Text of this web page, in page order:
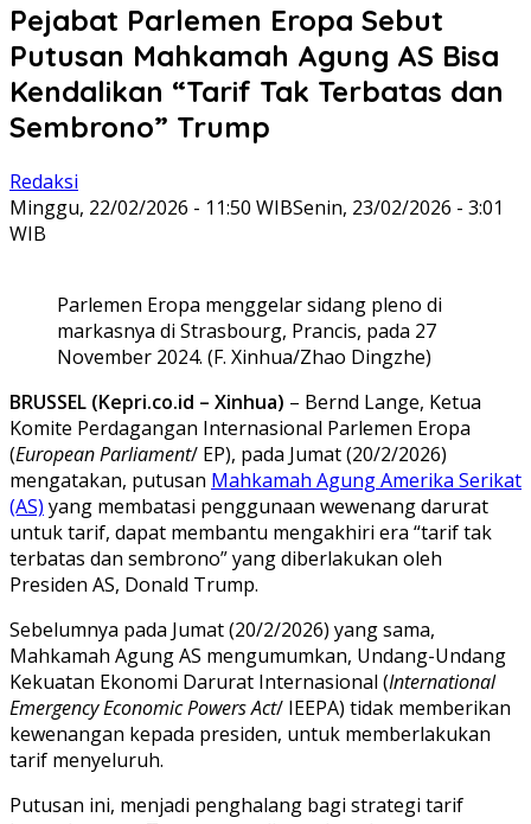
Pejabat Parlemen Eropa Sebut
Putusan Mahkamah Agung AS Bisa
Kendalikan “Tarif Tak Terbatas dan
Sembrono” Trump
Redaksi
Minggu, 22/02/2026 - 11:50 WIBSenin, 23/02/2026 - 3:01
WIB
Parlemen Eropa menggelar sidang pleno di
markasnya di Strasbourg, Prancis, pada 27
November 2024. (F. Xinhua/Zhao Dingzhe)
BRUSSEL (Kepri.co.id – Xinhua) – Bernd Lange, Ketua
Komite Perdagangan Internasional Parlemen Eropa
(European Parliament/ EP), pada Jumat (20/2/2026)
mengatakan, putusan Mahkamah Agung Amerika Serikat
(AS) yang membatasi penggunaan wewenang darurat
untuk tarif, dapat membantu mengakhiri era “tarif tak
terbatas dan sembrono” yang diberlakukan oleh
Presiden AS, Donald Trump.
Sebelumnya pada Jumat (20/2/2026) yang sama,
Mahkamah Agung AS mengumumkan, Undang-Undang
Kekuatan Ekonomi Darurat Internasional (International
Emergency Economic Powers Act/ IEEPA) tidak memberikan
kewenangan kepada presiden, untuk memberlakukan
tarif menyeluruh.
Putusan ini, menjadi penghalang bagi strategi tarif